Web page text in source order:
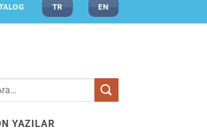
TR EN
YAZILAR